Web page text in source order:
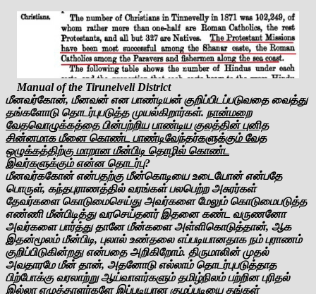
Manual of the Tirunelveli District
மீனவர்கோன், மீனவன் என பாண்டியன் குறிப்பிடப்படுவதை வைத்து
தங்களோடு தொடர்புபடுத்த முயல்கிறார்கள். நான்மறை
வேதவொழுக்கத்தை பின்பற்றிய பாண்டிய குலத்தின் புனித
சின்னமாக மீனை கொண்ட பாண்டிவேந்தர்களுக்கும் வேத
ஒழுக்கத்திற்கு மாறான மீன்பிடி தொழில் கொண்ட
இவர்களுக்கும் என்ன தொடர்பு?
மீனவர்ககோன் என்பதற்கு மீன்கொடியை உடையோன் என்பதே
பொருள், கந்தபுராணத்தில் வரங்கள் பலபெற்ற அசுரர்கள்
தேவர்களை கொடுமைசெய்து அவர்களை மேலும் கொடுமைபடுத்த
எண்ணி மீன்பிடித்து வரசெய்தனர் இதனை கண்ட வருணனோ
அவர்களை பார்த்து தானே மீன்களை அள்ளிகொடுத்தான், ஆக
இதன்மூலம் மீன்பிடி, புலால் உண்தலை எப்படியானதாக நம் புராணம்
குறிப்பிடுகின்றது என்பதை அறிகிறோம். திருமாலின் முதல்
அவதாரமே மீன் தான், அதனோடு எல்லாம் தொடர்புபடுத்தாத
பிற்போக்கு வரலாற்று ஆய்வாளர்களும் தமிழ்நிலம் பற்றின புரிதல்
இல்லா எழுத்தாளர்களே இப்படியான குழப்படியை தங்கள்